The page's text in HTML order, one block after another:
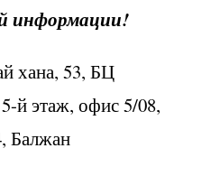
информации!
хана, 53, БЦ
й этаж, офис 5/08,
Балжан